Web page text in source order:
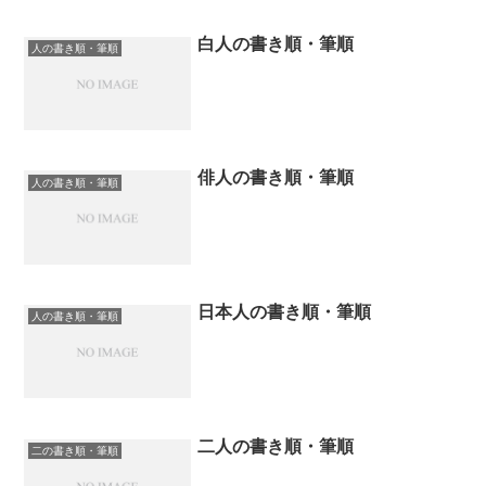
人の書き順・筆順 白人の書き順・筆順
人の書き順・筆順 俳人の書き順・筆順
人の書き順・筆順 日本人の書き順・筆順
二の書き順・筆順 二人の書き順・筆順